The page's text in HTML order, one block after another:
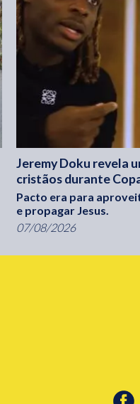
Jeremy Doku revela
cristãos durante
Pacto era para
e propagar Jesus.
07/08/2026